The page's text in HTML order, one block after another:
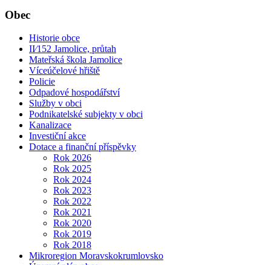
Obec
Historie obce
II⁄152 Jamolice, průtah
Mateřská škola Jamolice
Víceúčelové hřiště
Policie
Odpadové hospodářství
Služby v obci
Podnikatelské subjekty v obci
Kanalizace
Investiční akce
Dotace a finanční příspěvky
Rok 2026
Rok 2025
Rok 2024
Rok 2023
Rok 2022
Rok 2021
Rok 2020
Rok 2019
Rok 2018
Mikroregion Moravskokrumlovsko